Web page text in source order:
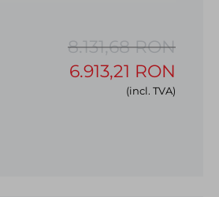
asigura o vizibilitate
și condiții de lumină
ușoară, fără a fi nevoie de
8.131,68 RON
6.913,21 RON
(incl. TVA)